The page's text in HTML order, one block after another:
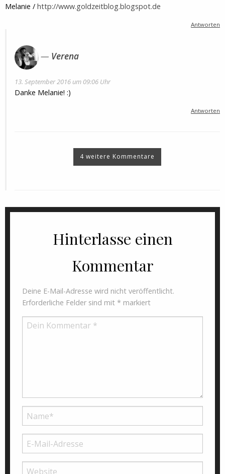
Melanie / http://www.goldzeitblog.blogspot.de
Antworten
Verena
13. September 2016 um 09:06 Uhr
Danke Melanie! :)
Antworten
4 weitere Kommentare
Hinterlasse einen
Kommentar
Deine E-Mail-Adresse wird nicht veröffentlicht.
Erforderliche Felder sind mit * markiert